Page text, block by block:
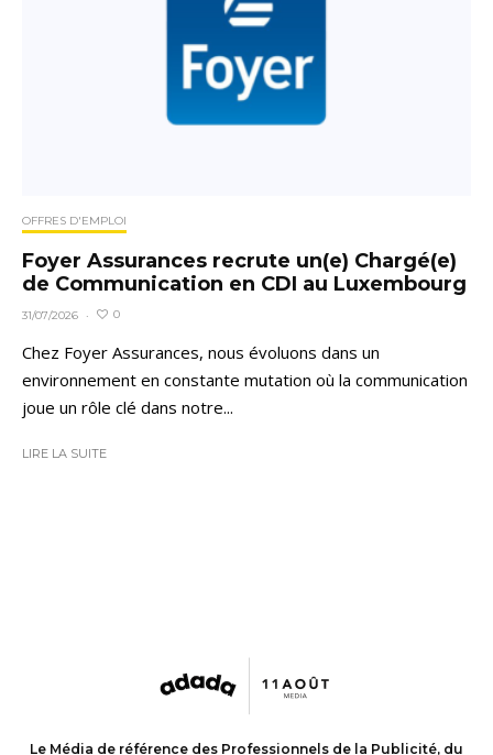
OFFRES D'EMPLOI
Foyer Assurances recrute un(e) Chargé(e)
de Communication en CDI au Luxembourg
31/07/2026 · 0
Chez Foyer Assurances, nous évoluons dans un
environnement en constante mutation où la communication
joue un rôle clé dans notre...
LIRE LA SUITE
Le Média de référence des Professionnels de la Publicité, du